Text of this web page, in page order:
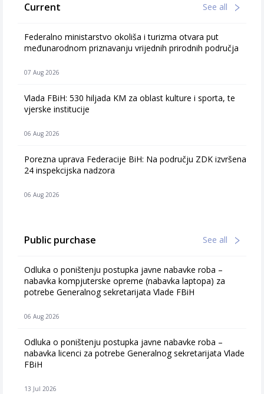
Current See all
Federalno ministarstvo okoliša i turizma otvara put
međunarodnom priznavanju vrijednih prirodnih područja
07 Aug 2026
Vlada FBiH: 530 hiljada KM za oblast kulture i sporta, te
vjerske institucije
06 Aug 2026
Porezna uprava Federacije BiH: Na području ZDK izvršena
24 inspekcijska nadzora
06 Aug 2026
Public purchase See all
Odluka o poništenju postupka javne nabavke roba –
nabavka kompjuterske opreme (nabavka laptopa) za
potrebe Generalnog sekretarijata Vlade FBiH
06 Aug 2026
Odluka o poništenju postupka javne nabavke roba –
nabavka licenci za potrebe Generalnog sekretarijata Vlade
FBiH
13 Jul 2026